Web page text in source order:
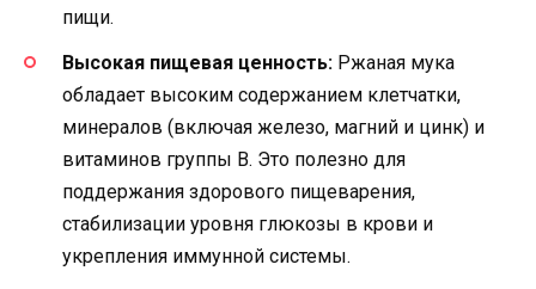
пищи.
Высокая пищевая ценность: Ржаная мука
обладает высоким содержанием клетчатки,
минералов (включая железо, магний и цинк) и
витаминов группы В. Это полезно для
поддержания здорового пищеварения,
стабилизации уровня глюкозы в крови и
укрепления иммунной системы.